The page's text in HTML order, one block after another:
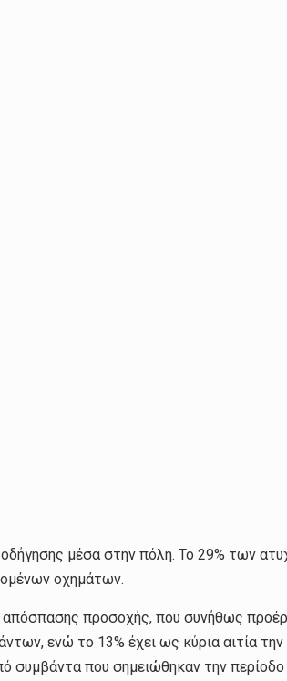
οδήγησης μέσα στην πόλη. Το 29% των
οχημάτων.
προσοχής, που συνήθως
ενώ το 13% έχει ως κύρια αιτία
που σημειώθηκαν την περίοδο